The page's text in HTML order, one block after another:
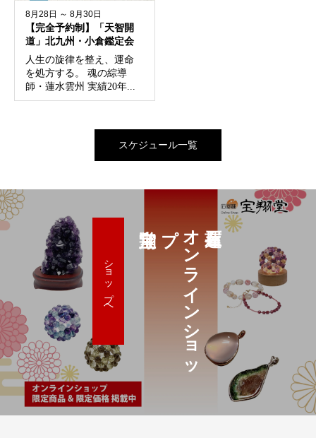
8月28日 ～ 8月30日
【完全予約制】「天智開
道」北九州・小倉鑑定会
人生の旋律を整え、運命
を処方する。 魂の綜導
師・蓮水雲州 実績20年...
スケジュール一覧
オ
ン
ラ
イ
ン
シ
ョ
ッ
プ
ショップへ